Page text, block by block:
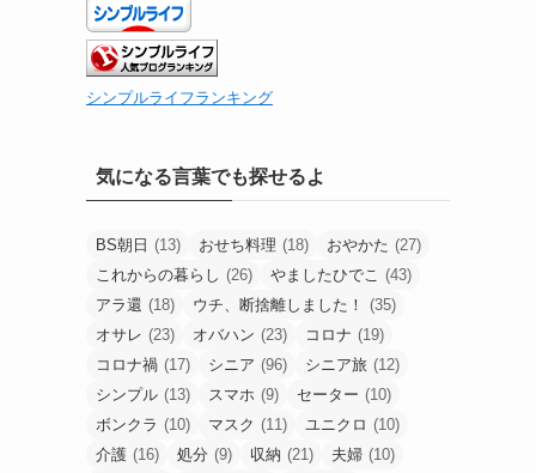
シンプルライフランキング
気になる言葉でも探せるよ
BS朝日 (13) おせち料理 (18) おやかた (27)
これからの暮らし (26) やましたひでこ (43)
アラ還 (18) ウチ、断捨離しました！
(35)
オサレ (23) オバハン (23) コロナ (19)
コロナ禍 (17) シニア (96) シニア旅 (12)
シンプル (13) スマホ (9) セーター (10)
ボンクラ (10) マスク (11) ユニクロ (10)
介護 (16) 処分 (9) 収納 (21) 夫婦 (10)